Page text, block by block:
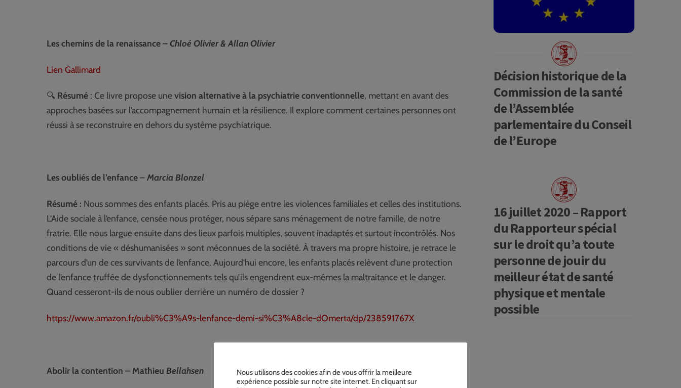
Les chemins de la renaissance – Chloé Olivier & Allan Olivier
Lien Gallimard
🔍 Résumé : Ce livre propose unevision alternative à la psychiatrie conventionnelle, mettant en avant des
approches basées sur l’accompagnement humain et la résilience. Il explore comment certaines personnes ont
réussi à se reconstruire en dehors du système psychiatrique.
Les oubliés de l’enfance –Marcia Blonzel
Résumé : Nous sommes des enfants placés. Pris au piège entre les violences familiales et celles des institutions.
L’Aide sociale à l’enfance, censée nous protéger, nous sépare sans ménagement de notre famille, de notre
fratrie. Elle nous largue ensuite dans des lieux parfois multiples, souvent inadaptés et surtout incontrôlés. Nos
conditions de vie « déshumanisées » sont méconnues de la société. À travers ma propre histoire, je retrace le
parcours d’un de ces survivants de l’enfance. Aujourd’hui encore, les enfants placés relèvent d’une protection
de l’enfance truffée de dysfonctionnements tels qu’ils engendrent eux-mêmes la maltraitance et le danger.
Quand cesseront-ils de nous oublier derrière un numéro de dossier ?
https://www.amazon.fr/oubli%C3%A9s-lenfance-demi-si%C3%A8cle-dOmerta/dp/238591767X
Abolir la contention – Mathieu Bellahsen
Décision historique de la
Commission de la santé
de l’Assemblée
parlementaire du Conseil
de l’Europe
16 juillet 2020 – Rapport
du Rapporteur spécial
sur le droit qu’a toute
personne de jouir du
meilleur état de santé
physique et mentale
possible
Nous utilisons des cookies afin de vous offrir la meilleure
expérience possible sur notre site internet. En cliquant sur